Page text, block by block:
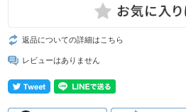
返品についての詳細はこちら
レビューはありません